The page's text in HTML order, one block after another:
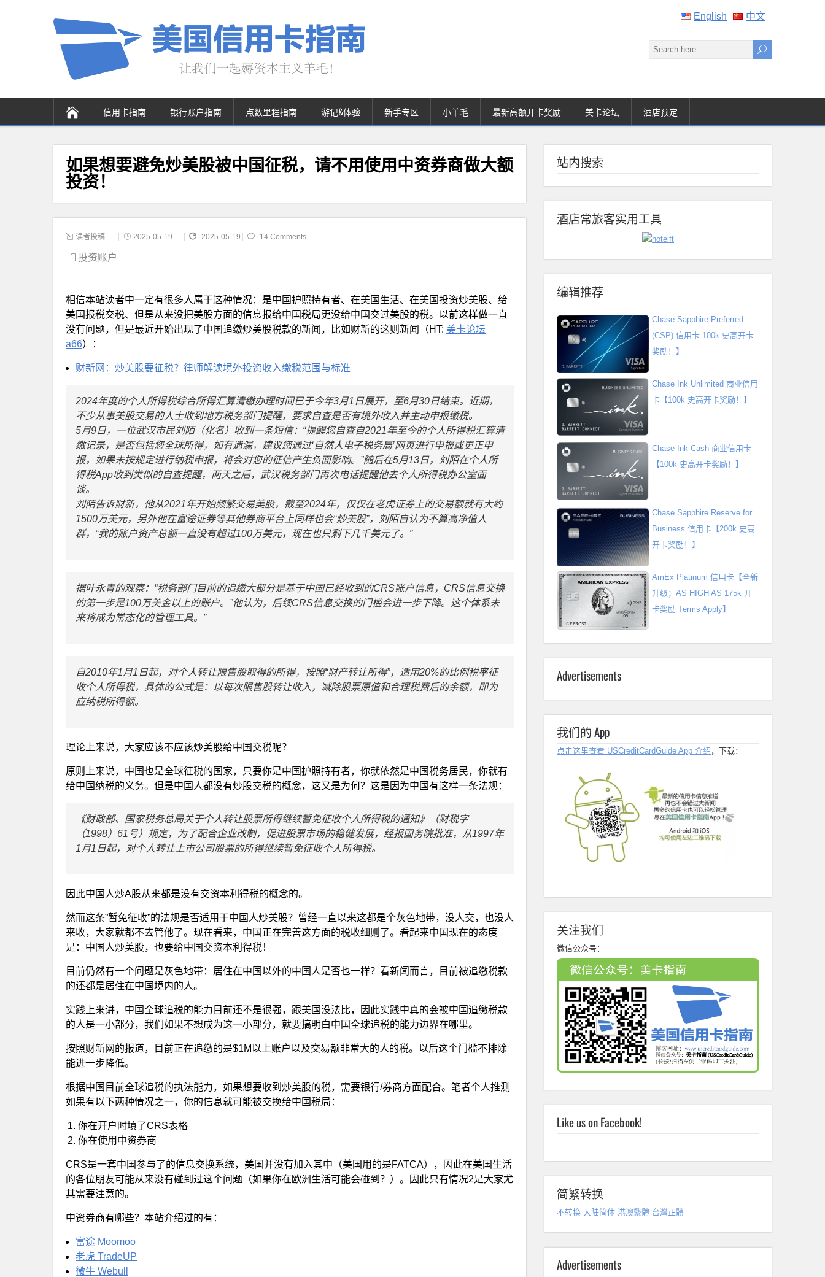
English 中文
信用卡指南 银行账户指南 点数里程指南 游记&体验 新手专区 小羊毛 最新高额开卡奖励 美卡论坛 酒店预定
如果想要避免炒美股被中国征税，请不用使用中资券商做大额
投资！
读者投稿 2025-05-19 2025-05-19 14 Comments
投资账户
相信本站读者中一定有很多人属于这种情况：是中国护照持有者、在美国生活、在美国投资炒美股、给
美国报税交税、但是从来没把美股方面的信息报给中国税局更没给中国交过美股的税。以前这样做一直
没有问题，但是最近开始出现了中国追缴炒美股税款的新闻，比如财新的这则新闻（HT: 美卡论坛
a66）：
财新网：炒美股要征税？律师解读境外投资收入缴税范围与标准
2024年度的个人所得税综合所得汇算清缴办理时间已于今年3月1日展开，至6月30日结束。近期，
不少从事美股交易的人士收到地方税务部门提醒，要求自查是否有境外收入并主动申报缴税。
5月9日，一位武汉市民刘陌（化名）收到一条短信：“提醒您自查自2021年至今的个人所得税汇算清
缴记录，是否包括您全球所得，如有遗漏，建议您通过‘自然人电子税务局’网页进行申报或更正申
报，如果未按规定进行纳税申报，将会对您的征信产生负面影响。”随后在5月13日，刘陌在个人所
得税App收到类似的自查提醒，两天之后，武汉税务部门再次电话提醒他去个人所得税办公室面
谈。
刘陌告诉财新，他从2021年开始频繁交易美股，截至2024年，仅仅在老虎证券上的交易额就有大约
1500万美元，另外他在富途证券等其他券商平台上同样也会“炒美股”，刘陌自认为不算高净值人
群，“我的账户资产总额一直没有超过100万美元，现在也只剩下几千美元了。”
据叶永青的观察：“税务部门目前的追缴大部分是基于中国已经收到的CRS账户信息，CRS信息交换
的第一步是100万美金以上的账户。”他认为，后续CRS信息交换的门槛会进一步下降。这个体系未
来将成为常态化的管理工具。”
自2010年1月1日起，对个人转让限售股取得的所得，按照“财产转让所得”，适用20%的比例税率征
收个人所得税，具体的公式是：以每次限售股转让收入，减除股票原值和合理税费后的余额，即为
应纳税所得额。
理论上来说，大家应该不应该炒美股给中国交税呢？
原则上来说，中国也是全球征税的国家，只要你是中国护照持有者，你就依然是中国税务居民，你就有
给中国纳税的义务。但是中国人都没有炒股交税的概念，这又是为何？这是因为中国有这样一条法规：
《财政部、国家税务总局关于个人转让股票所得继续暂免征收个人所得税的通知》（财税字
（1998）61号）规定，为了配合企业改制，促进股票市场的稳健发展，经报国务院批准，从1997年
1月1日起，对个人转让上市公司股票的所得继续暂免征收个人所得税。
因此中国人炒A股从来都是没有交资本利得税的概念的。
然而这条”暂免征收”的法规是否适用于中国人炒美股？曾经一直以来这都是个灰色地带，没人交，也没人
来收，大家就都不去管他了。现在看来，中国正在完善这方面的税收细则了。看起来中国现在的态度
是：中国人炒美股，也要给中国交资本利得税！
目前仍然有一个问题是灰色地带：居住在中国以外的中国人是否也一样？看新闻而言，目前被追缴税款
的还都是居住在中国境内的人。
实践上来讲，中国全球追税的能力目前还不是很强，跟美国没法比，因此实践中真的会被中国追缴税款
的人是一小部分，我们如果不想成为这一小部分，就要搞明白中国全球追税的能力边界在哪里。
按照财新网的报道，目前正在追缴的是$1M以上账户以及交易额非常大的人的税。以后这个门槛不排除
能进一步降低。
根据中国目前全球追税的执法能力，如果想要收到炒美股的税，需要银行/券商方面配合。笔者个人推测
如果有以下两种情况之一，你的信息就可能被交换给中国税局：
你在开户时填了CRS表格
你在使用中资券商
CRS是一套中国参与了的信息交换系统，美国并没有加入其中（美国用的是FATCA），因此在美国生活
的各位朋友可能从来没有碰到过这个问题（如果你在欧洲生活可能会碰到？）。因此只有情况2是大家尤
其需要注意的。
中资券商有哪些？本站介绍过的有：
富途 Moomoo
老虎 TradeUP
微牛 Webull
站内搜索
酒店常旅客实用工具
编辑推荐
Chase Sapphire Preferred
(CSP) 信用卡 100k 史高开卡
奖励！】
Chase Ink Unlimited 商业信用
卡【100k 史高开卡奖励！】
Chase Ink Cash 商业信用卡
【100k 史高开卡奖励！】
Chase Sapphire Reserve for
Business 信用卡【200k 史高
开卡奖励！】
AmEx Platinum 信用卡【全新
升级；AS HIGH AS 175k 开
卡奖励 Terms Apply】
Advertisements
我们的 App
点击这里查看 USCreditCardGuide App 介绍 ，下载：
关注我们
微信公众号：
Like us on Facebook!
简繁转换
不转换 大陆简体 港澳繁體 台灣正體
Advertisements